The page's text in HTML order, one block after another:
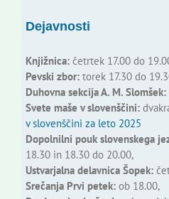
Dejavnosti
Knjižnica:četrtek 17.00 do
Pevski zbor:torek 17.30 do
Duhovna sekcija A. M. Slomšek:
Svete maše v slovenščini:
v slovenščini za leto 2025
Dopolnilni pouk slovenskega
18.30 in 18.30 do 20.00,
Ustvarjalna delavnica Šopek:
Srečanja Prvi petek:ob 18.00,